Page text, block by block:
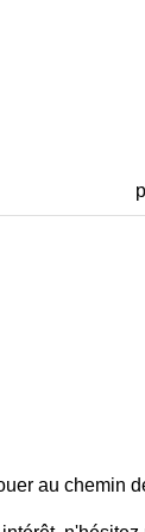
au chemin